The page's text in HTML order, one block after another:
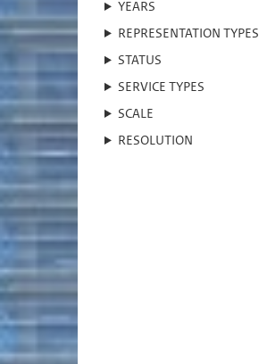
YEARS
REPRESENTATION TYPES
STATUS
SERVICE TYPES
SCALE
RESOLUTION